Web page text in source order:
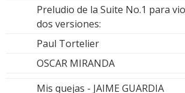
Preludio de la Suite No.1 para
dos versiones:
Paul Tortelier
OSCAR MIRANDA
Mis quejas - JAIME GUARDIA